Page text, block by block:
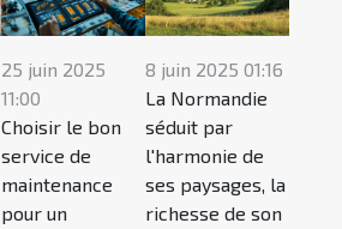
25 juin 2025
11:00
Choisir le bon
service de
maintenance
pour un
8 juin 2025 01:16
La Normandie
séduit par
l'harmonie de
ses paysages, la
richesse de son